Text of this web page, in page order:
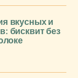
вкусных и
бисквит без